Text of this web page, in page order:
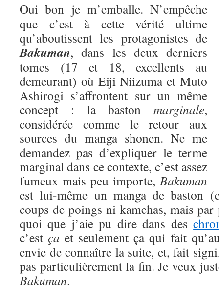
Oui bon je m’emballe. N’empêche
que c’est à cette vérité ultime
qu’aboutissent les protagonistes de
Bakuman, dans les deux derniers
tomes (17 et 18, excellents au
demeurant) où Eiji Niizuma et Muto
Ashirogi s’affrontent sur un même
concept : la baston marginale,
considérée comme le retour aux
sources du manga shonen. Ne me
demandez pas d’expliquer le terme
marginal dans ce contexte, c’est assez
fumeux mais peu importe, Bakuman
est lui-même un manga de baston
coups de poings ni kamehas, mais
quoi que j’aie pu dire dans des
c’estça et seulement ça qui fait
envie de connaître la suite, et, fait
pas particulièrement la fin. Je veux
Bakuman.